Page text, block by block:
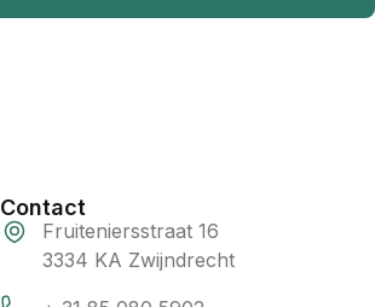
Contact
Fruiteniersstraat 16
3334 KA Zwijndrecht